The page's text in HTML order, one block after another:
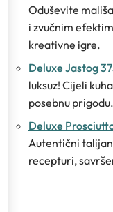
Oduševite
i zvučnim
kreativne igre.
Deluxe Jastog
luksuz! Cijeli
posebnu prigodu.
Deluxe
Autentični
recepturi,